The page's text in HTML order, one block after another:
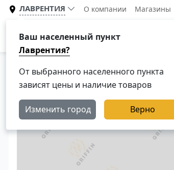
ЛАВРЕНТИЯ
Ваш населенный пункт
Лаврентия?
От выбранного населенного пункта
зависят цены и наличие товаров
Изменить город Верно
О компании Магазины
Каталог
Главная Каталог Кузовные детали